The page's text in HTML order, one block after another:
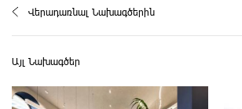
Վերադառնալ Նախագծերին
Այլ Նախագծեր